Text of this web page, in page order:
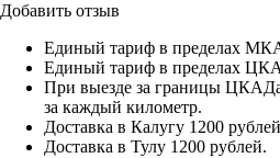
Добавить отзыв
Единый тариф в пределах
Единый тариф в пределах
При выезде за границы
за каждый километр.
Доставка в Калугу 1200
Доставка в Тулу 1200 рублей.